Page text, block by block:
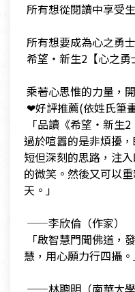
所有想從閱讀中享受
所有想要成為心之勇
希望‧新生2【心之勇
乘著心思惟的力量，
❤好評推薦(依姓氏筆
「品讀《希望‧新生
過於喧囂的是非煩擾
短但深刻的思路，注
的微笑。然後又可以
天。」
​ ——李欣倫（作家）
「啟智慧門聞佛道，
慧，用心願力行四攝。